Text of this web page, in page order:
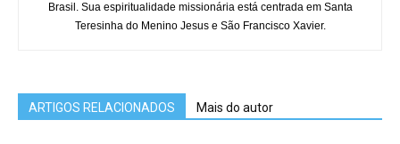
Brasil. Sua espiritualidade missionária está centrada em Santa
Teresinha do Menino Jesus e São Francisco Xavier.
ARTIGOS RELACIONADOS Mais do autor